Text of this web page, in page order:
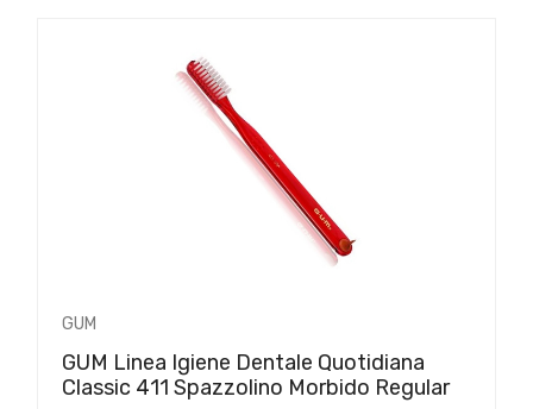
GUM
GUM Linea Igiene Dentale Quotidiana
Classic 411 Spazzolino Morbido Regular